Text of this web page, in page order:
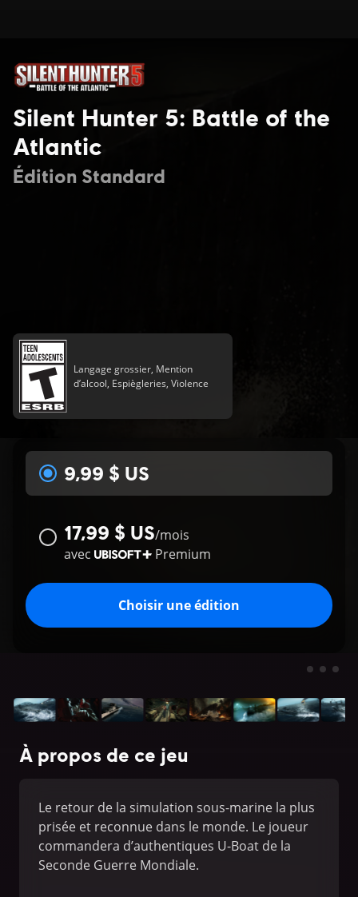
Silent Hunter 5: Battle of the
Atlantic
Édition Standard
Langage grossier, Mention
d’alcool, Espiègleries, Violence
9,99 $ US
17,99 $ US/mois
avec
Premium
Choisir une édition
À propos de ce jeu
Le retour de la simulation sous-marine la plus
prisée et reconnue dans le monde. Le joueur
commandera d’authentiques U-Boat de la
Seconde Guerre Mondiale.